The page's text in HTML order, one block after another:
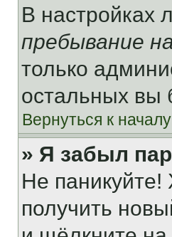
В настройках
пребывание
только
остальных вы
Вернуться к началу
» Я забыл
Не паникуйте!
получить